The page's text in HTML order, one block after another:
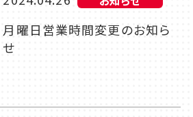
月曜日営業時間変更のお知ら
せ